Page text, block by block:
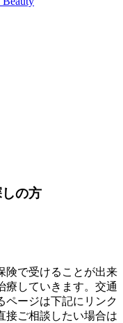
の方
険で受けることが出来
療していきます。交通
ページは下記にリンク
接ご相談したい場合は